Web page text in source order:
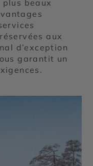
beaux
aux
d’exception
garantit un